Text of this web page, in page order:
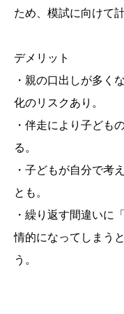
ため、模試に向けて
デメリット
・親の口出しが多く
化のリスクあり。
・伴走により子ども
る。
・子どもが自分で考
とも。
・繰り返す間違いに
情的になってしまう
う。